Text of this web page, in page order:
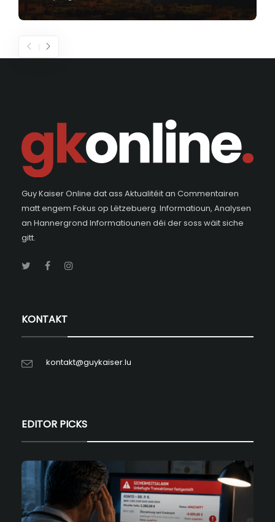
Guy Kaiser Online dat ass Aktualitéit an Commentairen
matt engem Fokus op Lëtzebuerg. Informatioun, Analysen
an Hannergrond Informatiounen déi der soss wäit siche
gitt.
KONTAKT
kontakt@guykaiser.lu
EDITOR PICKS